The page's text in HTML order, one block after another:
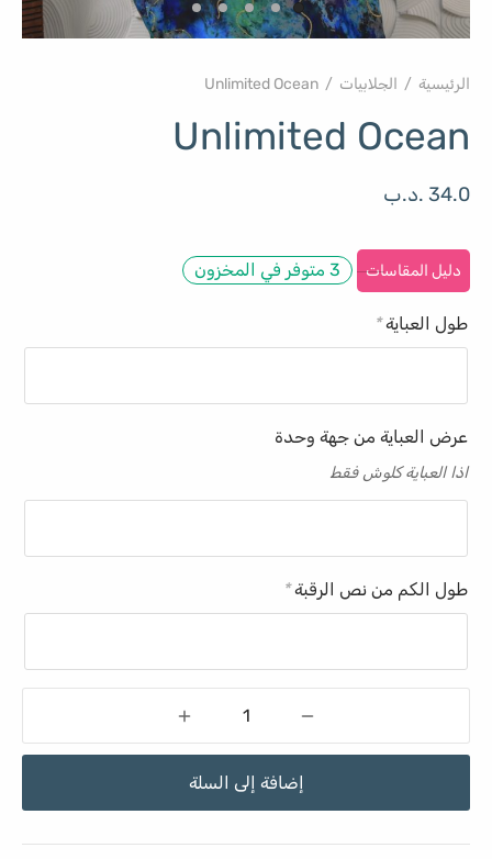
الرئيسية / الجلابيات /
Unlimited Ocean
34.0 .د.ب
دليل المقاسات 3 متوفر في المخزون
طول العباية*
عرض العباية من جهة وحدة
اذا العباية كلوش فقط
طول الكم من نص الرقبة*
إضافة إلى السلة